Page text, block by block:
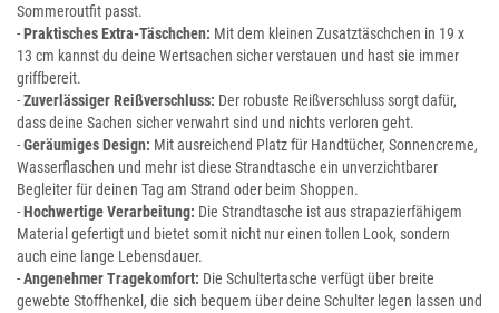
Sommeroutfit passt.
-Praktisches Extra-Täschchen: Mit dem kleinen Zusatztäschchen in 19 x
13 cm kannst du deine Wertsachen sicher verstauen und hast sie immer
griffbereit.
-Zuverlässiger Reißverschluss: Der robuste Reißverschluss sorgt dafür,
dass deine Sachen sicher verwahrt sind und nichts verloren geht.
-Geräumiges Design: Mit ausreichend Platz für Handtücher, Sonnencreme,
Wasserflaschen und mehr ist diese Strandtasche ein unverzichtbarer
Begleiter für deinen Tag am Strand oder beim Shoppen.
-Hochwertige Verarbeitung: Die Strandtasche ist aus strapazierfähigem
Material gefertigt und bietet somit nicht nur einen tollen Look, sondern
auch eine lange Lebensdauer.
-Angenehmer Tragekomfort: Die Schultertasche verfügt über breite
gewebte Stoffhenkel, die sich bequem über deine Schulter legen lassen und